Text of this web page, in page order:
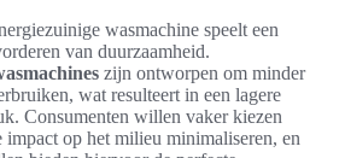
wasmachine speelt een
van duurzaamheid.
zijn ontworpen om minder
wat resulteert in een lagere
Consumenten willen vaker kiezen
impact op het milieu minimaliseren, en